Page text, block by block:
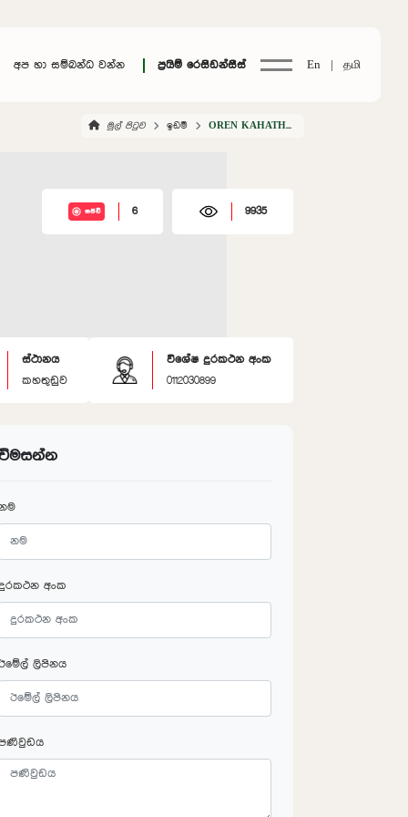
අප හා සම්බන්ධ වන්න ප්‍රයිම් රෙසිඩන්සීස් En | தமி
මුල් පිටුව ඉඩම් OREN KAHATHUDUWA
සජීවී 6 9935
ස්ථානය
කහතුඩුව
විශේෂ දුරකථන අංක
0112030899
අංක
ලිපිනය